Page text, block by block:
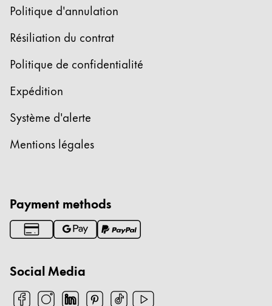
Politique d'annulation
Résiliation du contrat
Politique de confidentialité
Expédition
Système d'alerte
Mentions légales
Payment methods
Social Media